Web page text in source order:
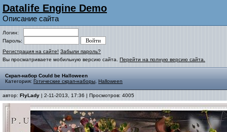
Datalife Engine Demo
Описание сайта
Логин:
Пароль:
Регистрация на сайте! Забыли пароль?
Вы просматриваете мобильную версию сайта. Перейти на полную версию сайта.
Скрап-набор Could be Halloween
Категория: Готические скрап-наборы Halloween
автор: FlyLady | 2-11-2013, 17:36 | Просмотров: 4005